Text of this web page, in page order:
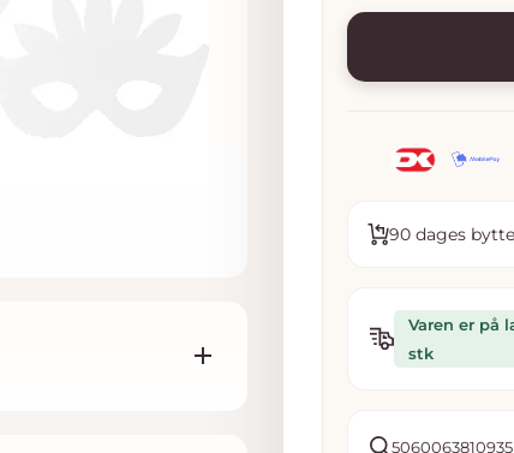
90 dages
Varen er på
stk
5060063810935